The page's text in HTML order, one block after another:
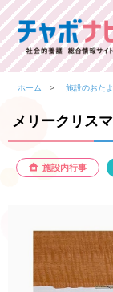
ホーム 施設のおた
メリークリスマ
施設内行事